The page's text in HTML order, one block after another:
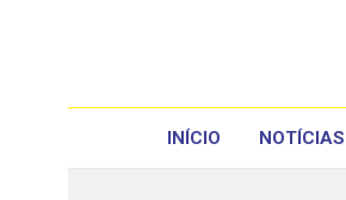
INÍCIO NOTÍCIAS